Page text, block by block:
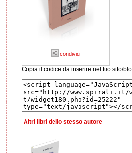
condividi
Copia il codice da inserire nel tuo sito/
Altri libri dello stesso autore